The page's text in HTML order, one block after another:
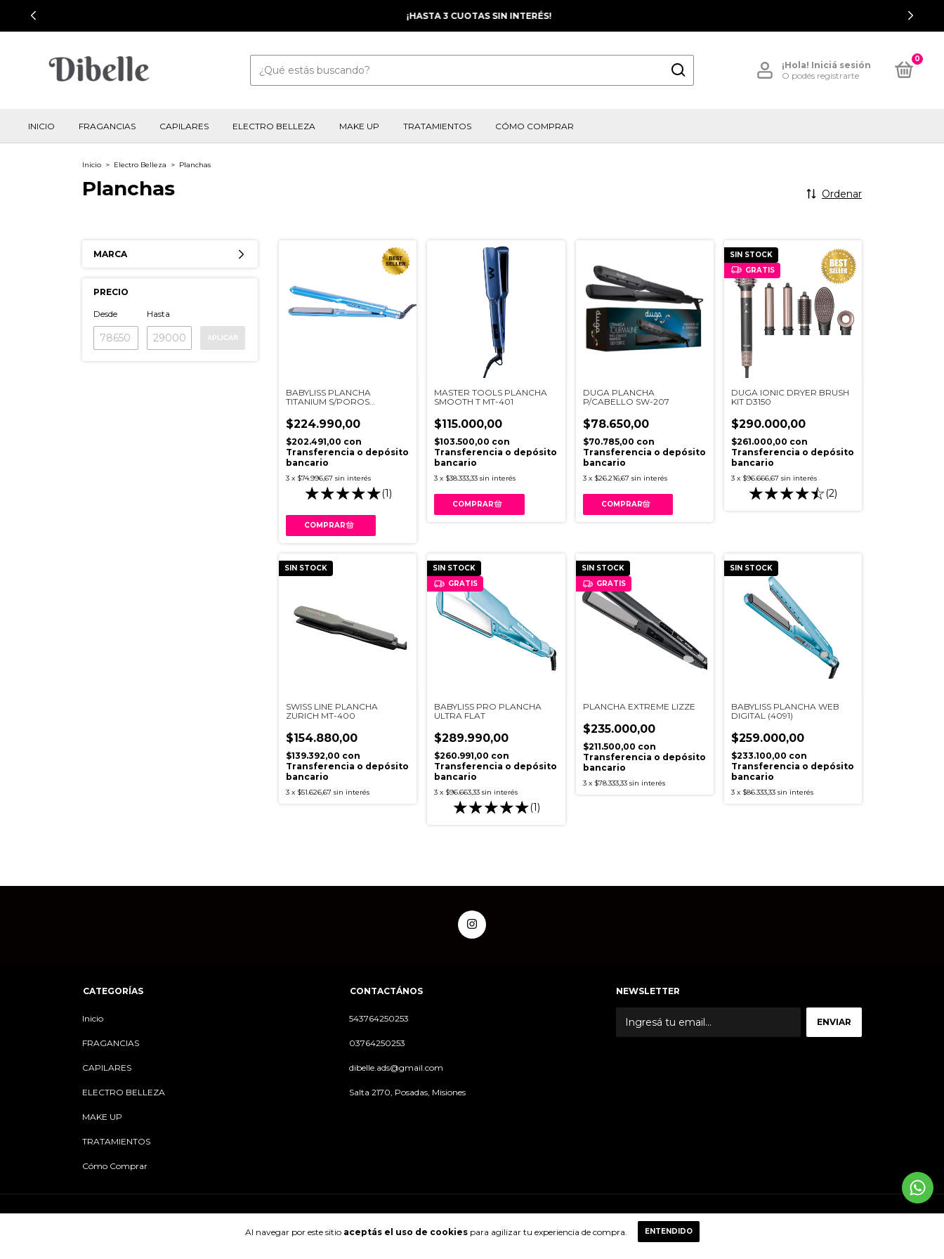
¡HASTA 3 CUOTAS SIN INTERÉS!
¡Hola! Iniciá sesión
O podés registrarte
0
INICIO FRAGANCIAS CAPILARES ELECTRO BELLEZA MAKE UP TRATAMIENTOS CÓMO COMPRAR
Al navegar por este sitio aceptás el uso de cookiespara agilizar tu experiencia de compra. ENTENDIDO
Inicio > Electro Belleza > Planchas
Planchas Ordenar
MARCA
PRECIO
Desde Hasta
APLICAR
BABYLISS PLANCHA
TITANIUM S/POROS
$224.990,00
$202.491,00 con
Transferencia o depósito
bancario
3 x $74.996,67 sin interés
(1)
MASTER TOOLS PLANCHA
SMOOTH T MT-401
$115.000,00
$103.500,00 con
Transferencia o depósito
bancario
3 x $38.333,33 sin interés
DUGA PLANCHA
P/CABELLO SW-207
$78.650,00
$70.785,00 con
Transferencia o depósito
bancario
3 x $26.216,67 sin interés
SIN STOCK
GRATIS
DUGA IONIC DRYER BRUSH
KIT D3150
$290.000,00
$261.000,00 con
Transferencia o depósito
bancario
3 x $96.666,67 sin interés
(2)
SIN STOCK
SWISS LINE PLANCHA
ZURICH MT-400
$154.880,00
$139.392,00 con
Transferencia o depósito
bancario
3 x $51.626,67 sin interés
SIN STOCK
GRATIS
BABYLISS PRO PLANCHA
ULTRA FLAT
$289.990,00
$260.991,00 con
Transferencia o depósito
bancario
3 x $96.663,33 sin interés
(1)
SIN STOCK
GRATIS
PLANCHA EXTREME LIZZE
$235.000,00
$211.500,00 con
Transferencia o depósito
bancario
3 x $78.333,33 sin interés
SIN STOCK
BABYLISS PLANCHA WEB
DIGITAL (4091)
$259.000,00
$233.100,00 con
Transferencia o depósito
bancario
3 x $86.333,33 sin interés
CATEGORÍAS
Inicio
FRAGANCIAS
CAPILARES
ELECTRO BELLEZA
MAKE UP
TRATAMIENTOS
Cómo Comprar
CONTACTÁNOS
543764250253
03764250253
dibelle.ads@gmail.com
Salta 2170, Posadas, Misiones
NEWSLETTER